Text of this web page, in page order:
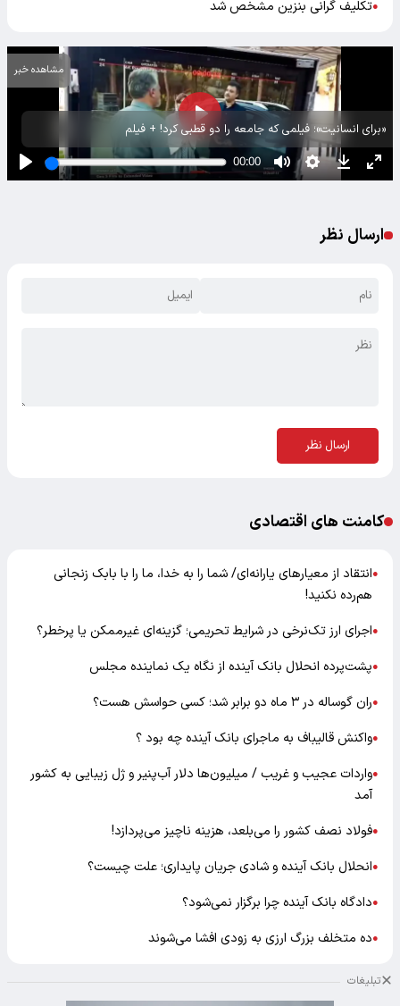
●تکلیف گرانی بنزین مشخص شد
«برای انسانیت»؛ فیلمی که جامعه را دو قطبی کرد! + فیلم
مشاهده خبر
ارسال نظر
ارسال نظر
کامنت های اقتصادی
●انتقاد از معیارهای یارانه‌ای/ شما را به خدا، ما را با بابک زنجانی
هم‌رده نکنید!
●اجرای ارز تک‌نرخی در شرایط تحریمی؛ گزینه‌ای غیرممکن یا پرخطر؟
●پشت‌پرده انحلال بانک آینده از نگاه یک نماینده مجلس
●ران گوساله در ۳ ماه دو برابر شد؛ کسی حواسش هست؟
●واکنش قالیباف به ماجرای بانک آینده چه بود ؟
●واردات عجیب و غریب / میلیون‌ها دلار آب‌پنیر و ژل زیبایی به کشور
آمد
●فولاد نصف کشور را می‌بلعد، هزینه ناچیز می‌پردازد!
●انحلال بانک آینده و شادی جریان پایداری؛ علت چیست؟
●دادگاه بانک آینده چرا برگزار نمی‌شود؟
●ده متخلف بزرگ ارزی به زودی افشا می‌شوند
تبلیغات